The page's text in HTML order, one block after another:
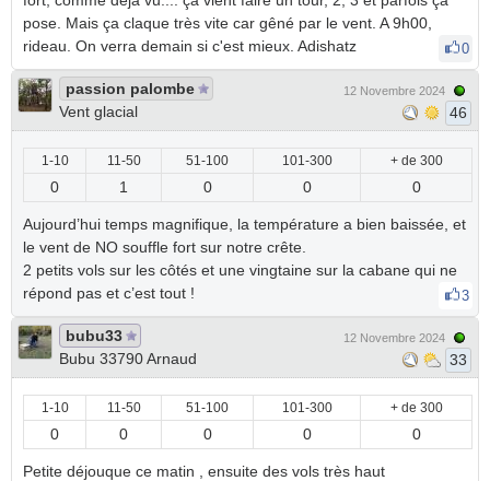
pose. Mais ça claque très vite car gêné par le vent. A 9h00,
rideau. On verra demain si c'est mieux. Adishatz
0
passion palombe
Vent glacial
12 Novembre 2024
46
1-10 11-50 51-100 101-300 + de 300
0 1 0 0 0
Aujourd’hui temps magnifique, la température a bien baissée, et
le vent de NO souffle fort sur notre crête.
2 petits vols sur les côtés et une vingtaine sur la cabane qui ne
répond pas et c’est tout !
3
bubu33
Bubu 33790 Arnaud
12 Novembre 2024
33
1-10 11-50 51-100 101-300 + de 300
0 0 0 0 0
Petite déjouque ce matin , ensuite des vols très haut